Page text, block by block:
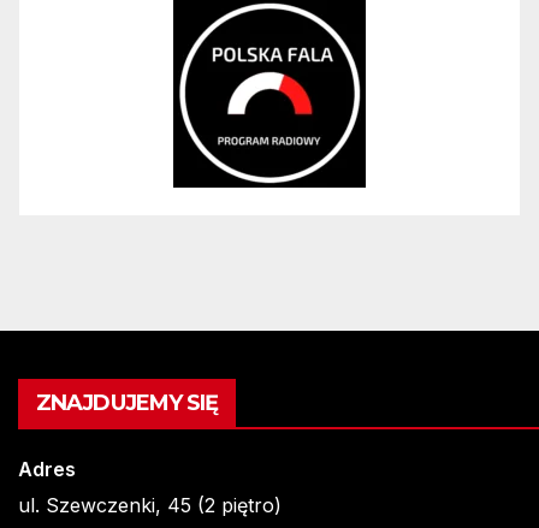
ZNAJDUJEMY SIĘ
Adres
ul. Szewczenki, 45 (2 piętro)